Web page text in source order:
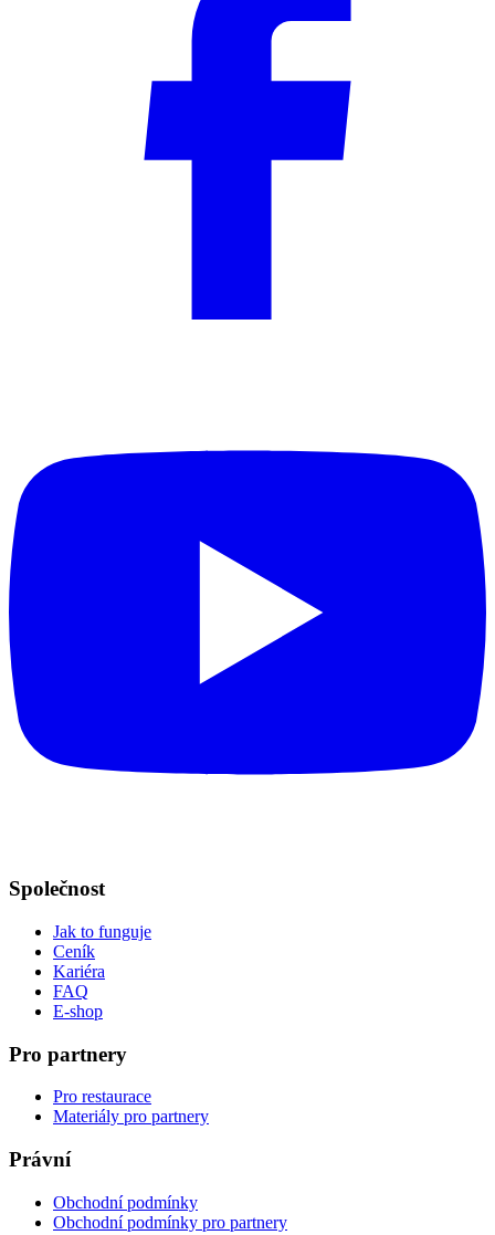
Společnost
Jak to funguje
Ceník
Kariéra
FAQ
E-shop
Pro partnery
Pro restaurace
Materiály pro partnery
Právní
Obchodní podmínky
Obchodní podmínky pro partnery